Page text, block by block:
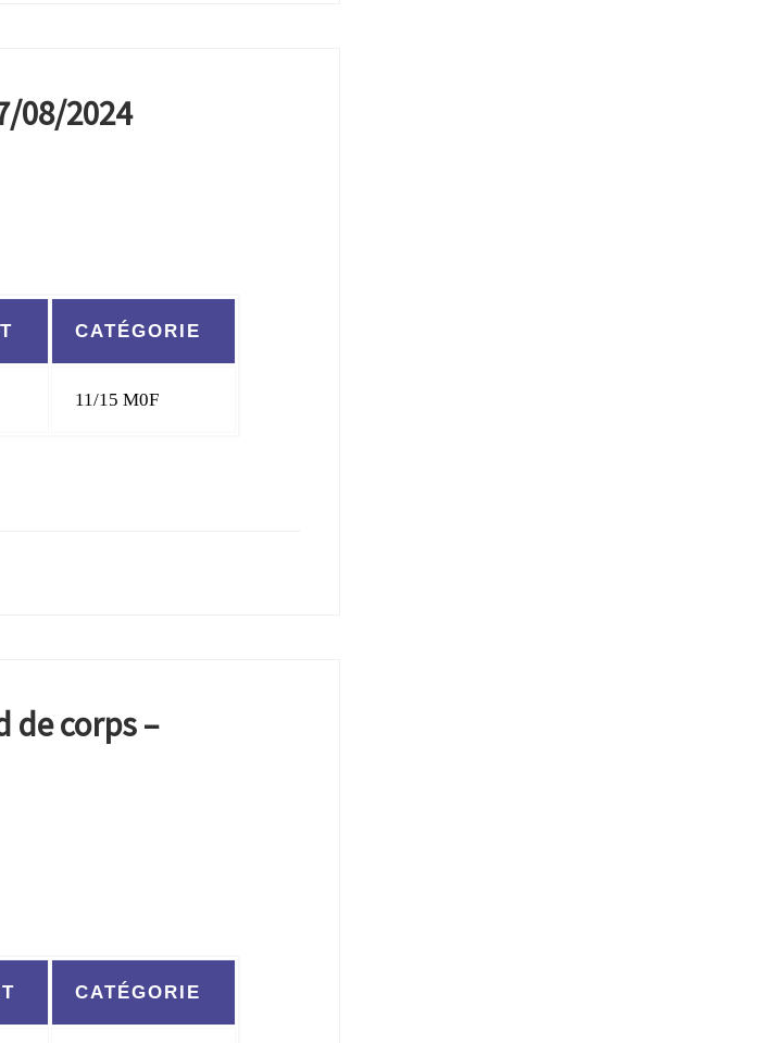
08/2024
CATÉGORIE
11/15 M0F
de corps –
CATÉGORIE